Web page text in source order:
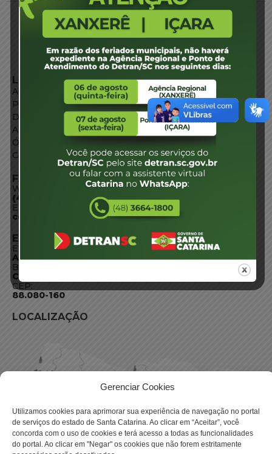
Gerenciar Cookies
Utilizamos cookies para aprimorar sua experiência de navegação no portal
de serviços do estado de Santa Catarina. Ao clicar em “Aceitar”, você
concorda com o uso de cookies e terá acesso a todas as funcionalidades
do portal. Ao clicar em "Negar" os cookies que não forem estritamente
LINKS EXTERNOS
Agência de Notícias
Portal de Serviços
Diário Oficial
Acesso à Informação
Órgãos do Governo
Conheça SC
FALE CONOSCO
WhatsApp:
(48) 3664-1800
E-mail:
centraldeinformacoes@detran.sc.gov.br
ENDEREÇO
Endereço:
Av. Almirante Tamandaré - 480
Bairro:
Coqueiros, Florianópolis SC
CEP:
88.080-160
LOCALIZAÇÃO